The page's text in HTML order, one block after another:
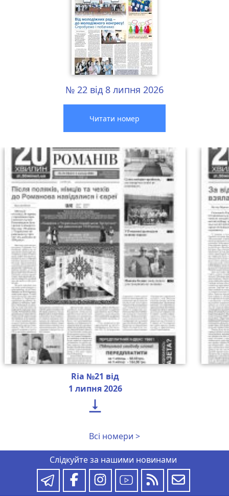
№ 22 від 8 липня 2026
Читати номер
Ria №21 від
1 липня 2026

Всі номери >
Слідкуйте за нашими новинами